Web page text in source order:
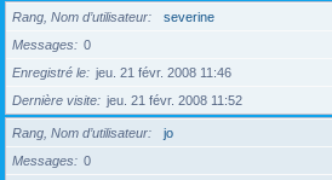
Rang, Nom d’utilisateur
severine
Messages
0
Enregistré le
jeu. 21 févr. 2008 11:46
Dernière visite
jeu. 21 févr. 2008 11:52
Rang, Nom d’utilisateur
jo
Messages
0